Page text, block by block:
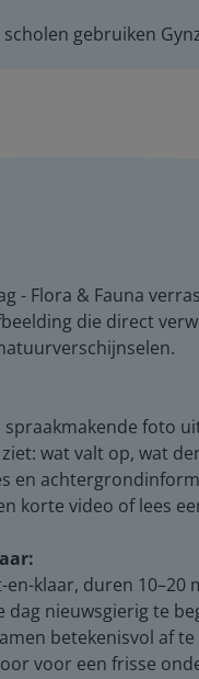
scholen gebruiken
- Flora & Fauna
die direct
spraakmakende foto
wat valt op, wat
en
korte video of lees
en-klaar, duren
dag nieuwsgierig te
betekenisvol af
voor een frisse